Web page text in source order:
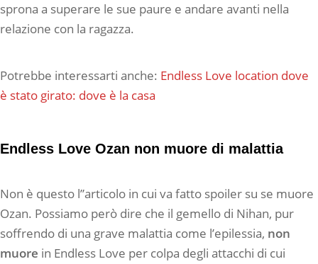
sprona a superare le sue paure e andare avanti nella
relazione con la ragazza.
Potrebbe interessarti anche: Endless Love location dove
è stato girato: dove è la casa
Endless Love Ozan non muore di malattia
Non è questo l”articolo in cui va fatto spoiler su se muore
Ozan. Possiamo però dire che il gemello di Nihan, pur
soffrendo di una grave malattia come l’epilessia, non
muore in Endless Love per colpa degli attacchi di cui